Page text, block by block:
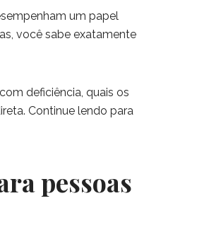
um papel
você sabe exatamente
deficiência, quais os
Continue lendo para
pessoas